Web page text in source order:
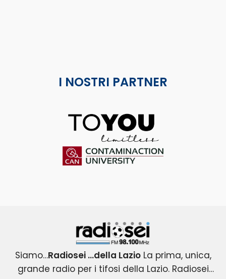
I NOSTRI PARTNER
ToYou
Radiosei 98.100 FM
Siamo…Radiosei …della LazioLa prima, unica,
grande radio per i tifosi della Lazio. Radiosei